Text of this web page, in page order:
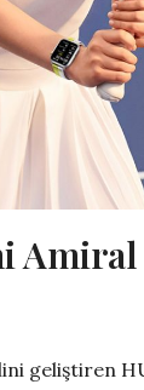
geliştiren